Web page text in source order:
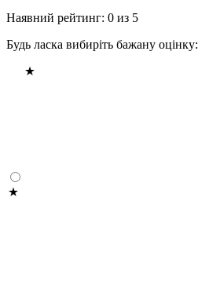
Наявний рейтинг: 0 из 5
Будь ласка вибиріть бажану оцінку: